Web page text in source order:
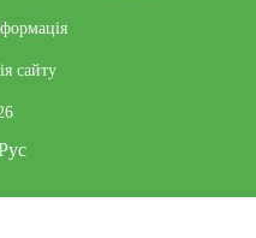
сайту